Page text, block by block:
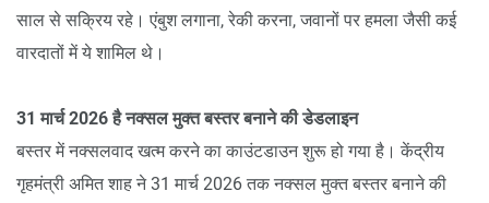
साल से सक्रिय रहे। एंबुश लगाना, रेकी करना, जवानों पर हमला जैसी कई
वारदातों में ये शामिल थे।
31 मार्च 2026 है नक्सल मुक्त बस्तर बनाने की डेडलाइन
बस्तर में नक्सलवाद खत्म करने का काउंटडाउन शुरू हो गया है। केंद्रीय
गृहमंत्री अमित शाह ने 31 मार्च 2026 तक नक्सल मुक्त बस्तर बनाने की